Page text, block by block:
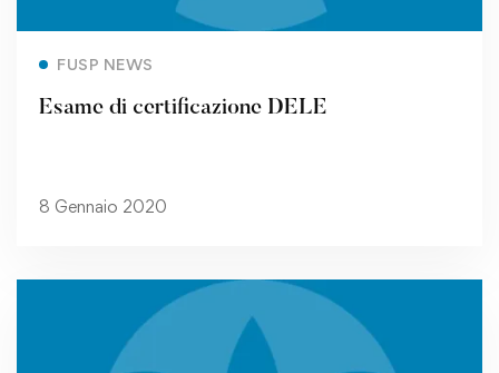
FUSP NEWS
Esame di certificazione DELE
8 Gennaio 2020